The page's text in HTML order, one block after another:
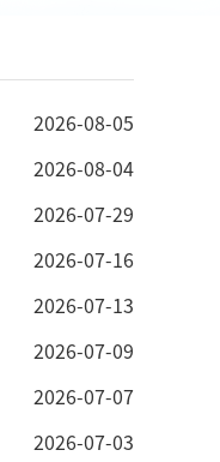
2026-08-05
2026-08-04
2026-07-29
2026-07-16
2026-07-13
2026-07-09
2026-07-07
2026-07-03